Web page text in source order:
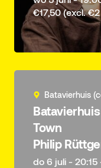
€17,50 (excl.
Batavierhuis
Town
Philip
do 6 juli - 20:15